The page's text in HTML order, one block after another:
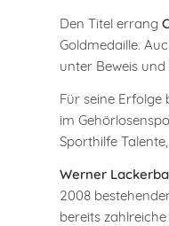
Den Titel errang
Goldmedaille.
unter Beweis und
Für seine
im
Sporthilfe
Werner
2008
bereits